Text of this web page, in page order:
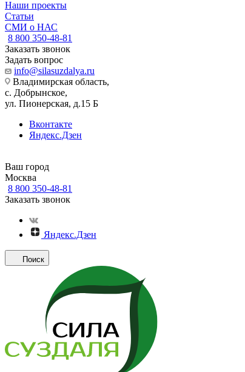
Наши проекты
Статьи
СМИ о НАС
8 800 350-48-81
Заказать звонок
Задать вопрос
info@silasuzdalya.ru
Владимирская область,
с. Добрынское,
ул. Пионерская, д.15 Б
Вконтакте
Яндекс.Дзен
Ваш город
Москва
8 800 350-48-81
Заказать звонок
Яндекс.Дзен
Поиск